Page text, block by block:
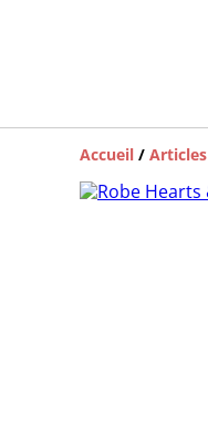
Accueil / Articles